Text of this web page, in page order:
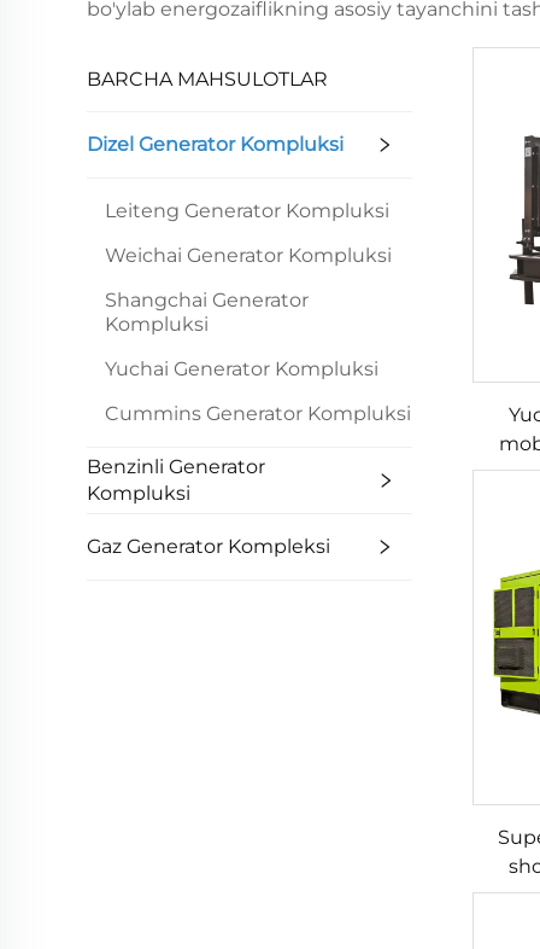
bo'ylab energozaiflikning asosiy tayanchini
BARCHA MAHSULOTLAR
Dizel Generator Kompluksi
Leiteng Generator Kompluksi
Weichai Generator Kompluksi
Shangchai Generator
Kompluksi
Yuchai Generator Kompluksi
Cummins Generator Kompluksi
Benzinli Generator
Kompluksi
Gaz Generator Kompleksi